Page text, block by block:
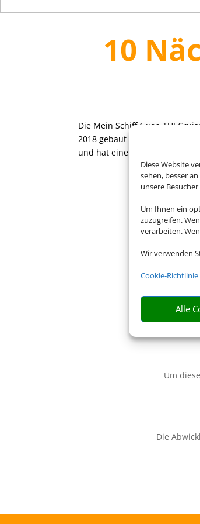
Diese Website
sehen, besser
unsere
Um Ihnen ein
zuzugreifen.
verarbeiten.
Wir verwenden
Cookie-Richtlinie
Alle
10
Die Mein Schiff 1 von TUI
2018 gebaut wurde. Es bietet
und hat eine Besatzungsstärke
Um
Die